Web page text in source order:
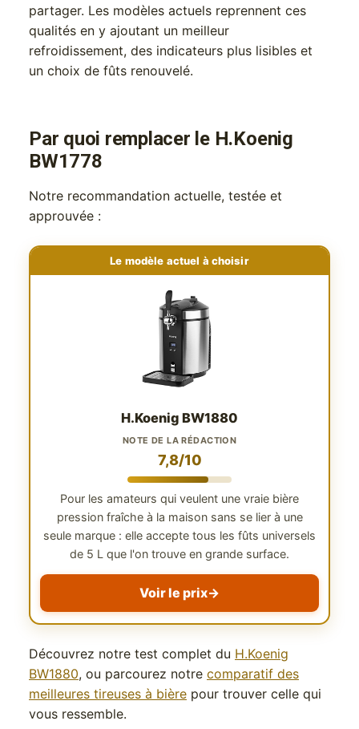
partager. Les modèles actuels reprennent ces
qualités en y ajoutant un meilleur
refroidissement, des indicateurs plus lisibles et
un choix de fûts renouvelé.
Par quoi remplacer le H.Koenig
BW1778
Notre recommandation actuelle, testée et
approuvée :
Le modèle actuel à choisir
H.Koenig BW1880
NOTE DE LA RÉDACTION
7,8/10
Pour les amateurs qui veulent une vraie bière
pression fraîche à la maison sans se lier à une
seule marque : elle accepte tous les fûts universels
de 5 L que l'on trouve en grande surface.
Voir le prix→
Découvrez notre test complet du H.Koenig
BW1880, ou parcourez notre comparatif des
meilleures tireuses à bière pour trouver celle qui
vous ressemble.